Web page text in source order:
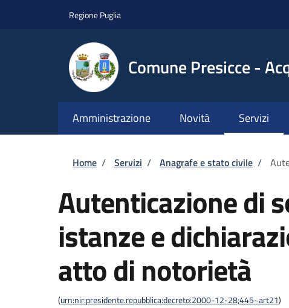
Regione Puglia
Comune Presicce -
Amministrazione Novità Servizi
Briciole di pane
Home / Servizi / Anagrafe e stato civile /
Autenticazione di
istanze e
atto di notorietà
(urn:nir:presidente.repubblica:decreto:2000-12-28;445~art21)